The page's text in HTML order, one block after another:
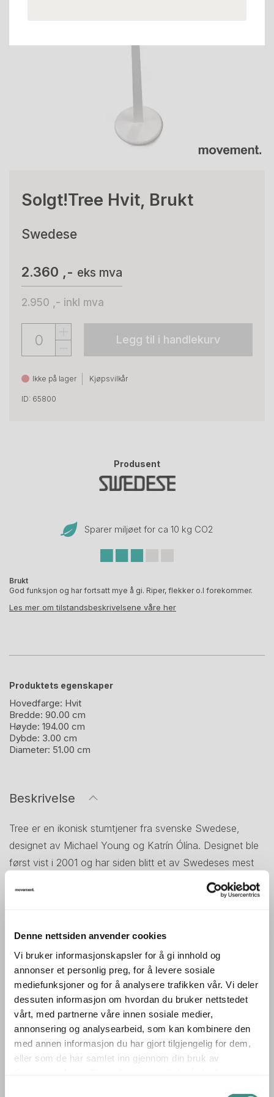
Denne nettsiden anvender cookies
Vi bruker informasjonskapsler for å gi innhold og
annonser et personlig preg, for å levere sosiale
mediefunksjoner og for å analysere trafikken vår. Vi deler
dessuten informasjon om hvordan du bruker nettstedet
vårt, med partnerne våre innen sosiale medier,
annonsering og analysearbeid, som kan kombinere den
med annen informasjon du har gjort tilgjengelig for dem,
eller som de har samlet inn gjennom din bruk av
Solgt!Tree Hvit, Brukt
Swedese
2.360 ,- eks mva
2.950 ,- inkl mva
Legg til i handlekurv
Ikke på lager Kjøpsvilkår
ID: 65800
Produsent
Sparer miljøet for ca 10 kg CO2
Brukt
God funksjon og har fortsatt mye å gi. Riper, flekker o.l forekommer.
Les mer om tilstandsbeskrivelsene våre her
Produktets egenskaper
Hovedfarge: Hvit
Bredde: 90.00 cm
Høyde: 194.00 cm
Dybde: 3.00 cm
Diameter: 51.00 cm
Beskrivelse
Tree er en ikonisk stumtjener fra svenske Swedese,
designet av Michael Young og Katrín Ólína. Designet ble
først vist i 2001 og har siden blitt et av Swedeses mest
vesker og tilbehør. Tree kombinerer praktisk funksjon
med et grafisk og dekorativt uttrykk, og fungerer både
som stumtjener og designelement i rommet.
▪ Design: Michael Young & Katrín Ólína
▪ Ikonisk treformet design
▪ Knagger integrert i den grafiske silhuetten
En moderne designklassiker som kombinerer oppbevaring